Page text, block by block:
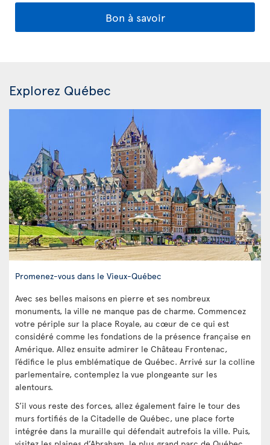
Bon à savoir
Explorez Québec
Promenez-vous dans le Vieux-Québec
Avec ses belles maisons en pierre et ses nombreux
monuments, la ville ne manque pas de charme. Commencez
votre périple sur la place Royale, au cœur de ce qui est
considéré comme les fondations de la présence française en
Amérique. Allez ensuite admirer le Château Frontenac,
l’édifice le plus emblématique de Québec. Arrivé sur la colline
parlementaire, contemplez la vue plongeante sur les
alentours.
S’il vous reste des forces, allez également faire le tour des
murs fortifiés de la Citadelle de Québec, une place forte
intégrée dans la muraille qui défendait autrefois la ville. Puis,